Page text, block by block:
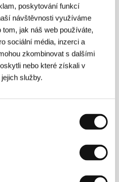
poskytování funkcí
návštěvnosti využíváme
jak náš web používáte,
sociální média, inzerci a
zkombinovat s dalšími
nebo které získali v
služby.